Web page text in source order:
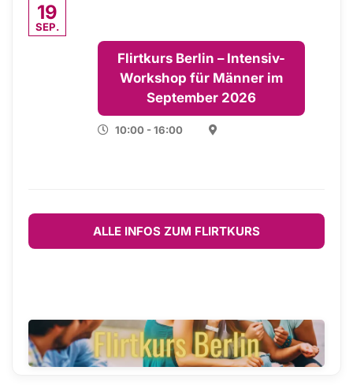
19
SEP.
Flirtkurs Berlin – Intensiv-
Workshop für Männer im
September 2026
10:00 - 16:00
ALLE INFOS ZUM FLIRTKURS